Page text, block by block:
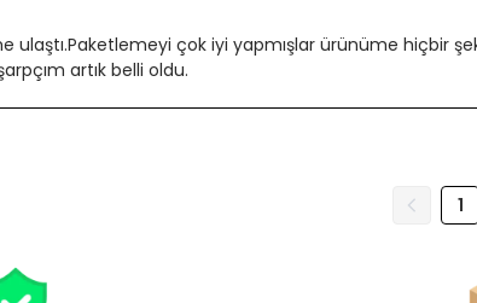
ulaştı.Paketlemeyi çok iyi yapmışlar ürünüme hiçbir
artık belli oldu.
1